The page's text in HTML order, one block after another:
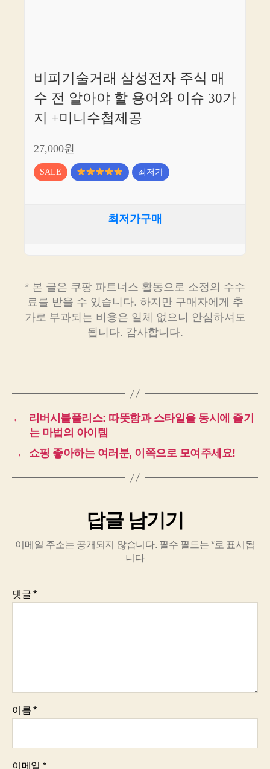
비피기술거래 삼성전자 주식 매
수 전 알아야 할 용어와 이슈 30가
지 +미니수첩제공
27,000원
SALE 최저가
최저가구매
* 본 글은 쿠팡 파트너스 활동으로 소정의 수수
료를 받을 수 있습니다. 하지만 구매자에게 추
가로 부과되는 비용은 일체 없으니 안심하셔도
됩니다. 감사합니다.
←
리버시블플리스: 따뜻함과 스타일을 동시에 즐기
는 마법의 아이템
→
쇼핑 좋아하는 여러분, 이쪽으로 모여주세요!
답글 남기기
이메일 주소는 공개되지 않습니다. 필수 필드는*로 표시됩
니다
댓글*
이름*
이메일 *